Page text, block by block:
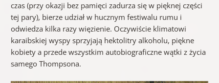
czas (przy okazji bez pamięci zadurza się w pięknej części
tej pary), bierze udział w hucznym festiwalu rumu i
odwiedza kilka razy więzienie. Oczywiście klimatowi
karaibskiej wyspy sprzyjają hektolitry alkoholu, piękne
kobiety a przede wszystkim autobiograficzne wątki z życia
samego Thompsona.